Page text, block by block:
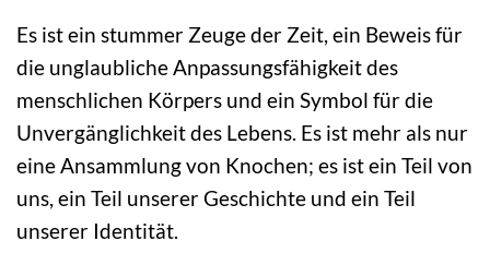
Es ist ein stummer Zeuge der Zeit, ein Beweis für
die unglaubliche Anpassungsfähigkeit des
menschlichen Körpers und ein Symbol für die
Unvergänglichkeit des Lebens. Es ist mehr als nur
eine Ansammlung von Knochen; es ist ein Teil von
uns, ein Teil unserer Geschichte und ein Teil
unserer Identität.